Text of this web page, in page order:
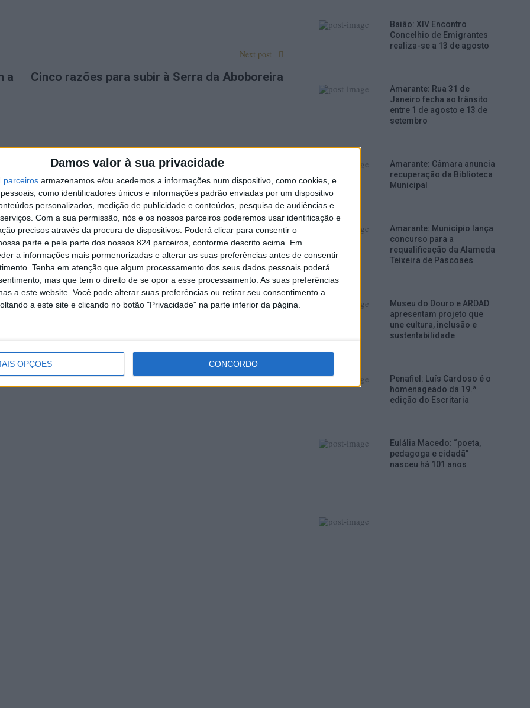
Damos valor à sua privacidade
parceiros armazenamos e/ou acedemos a informações num dispositivo, como cookies, e
como identificadores únicos e informações padrão enviadas por um dispositivo
personalizados, medição de publicidade e conteúdos, pesquisa de audiências e
Com a sua permissão, nós e os nossos parceiros poderemos usar identificação e
precisos através da procura de dispositivos. Poderá clicar para consentir o
parte e pela parte dos nossos 824 parceiros, conforme descrito acima. Em
a informações mais pormenorizadas e alterar as suas preferências antes de consentir
Tenha em atenção que algum processamento dos seus dados pessoais poderá
mas que tem o direito de se opor a esse processamento. As suas preferências
a este website. Você pode alterar suas preferências ou retirar seu consentimento a
a este site e clicando no botão "Privacidade" na parte inferior da página.
OPÇÕES CONCORDO
Medicina
Dentária
(Foto de
Cátia
Fernandes).
aquela unidade de saúde dispõe de duas cadeiras a
diferentes respostas em simultâneo, proporcionadas por
em cirurgia oral, implantologia, ortodontia, odontopediatria,
,AudiologiaeCoaching.
si a enorme responsabilidade de continuar a merecer a
a
Next post
Cinco razões para subir à Serra da Aboboreira
de AMARANTE
nas bancas
Amarante: UVVA regressa em junho
e homenageia Agustina
Redação 24 de Maio, 2023
Baião: XIV Encontro
Concelhio de Emigrantes
realiza-se a 13 de agosto
Amarante: Rua 31 de
Janeiro fecha ao trânsito
entre 1 de agosto e 13 de
setembro
Amarante: Câmara anuncia
recuperação da Biblioteca
Municipal
Amarante: Município lança
concurso para a
requalificação da Alameda
Teixeira de Pascoaes
Museu do Douro e ARDAD
apresentam projeto que
une cultura, inclusão e
sustentabilidade
Penafiel: Luís Cardoso é o
homenageado da 19.ª
edição do Escritaria
Eulália Macedo: “poeta,
pedagoga e cidadã”
nasceu há 101 anos